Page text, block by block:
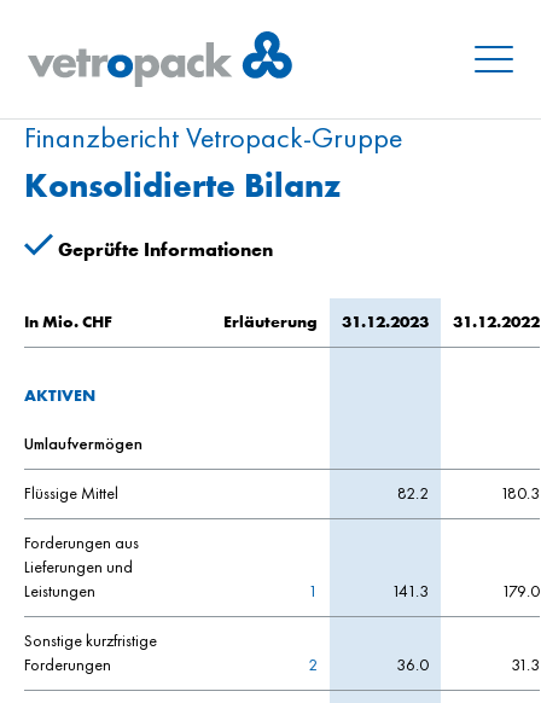
Menu
Finanzbericht Vetropack-Gruppe
Konsolidierte Bilanz
Geprüfte Informationen
In Mio. CHF Erläuterung 31.12.2023 31.12.2022
AKTIVEN
Umlaufvermögen
Flüssige Mittel 82.2 180.3
Forderungen aus
Lieferungen und
Leistungen
1 141.3 179.0
Sonstige kurzfristige
Forderungen
2 36.0 31.3